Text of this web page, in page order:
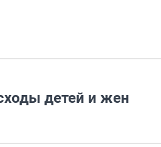
детей и жен